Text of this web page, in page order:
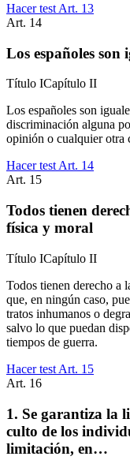
Hacer test Art. 13
Art. 14
Los españoles son
Título ICapítulo II
Los españoles son
discriminación alguna
opinión o cualquier otra
Hacer test Art. 14
Art. 15
Todos tienen
física y moral
Título ICapítulo II
Todos tienen derecho a
que, en ningún caso,
tratos inhumanos o
salvo lo que puedan
tiempos de guerra.
Hacer test Art. 15
Art. 16
1. Se garantiza la
culto de los
limitación, en…